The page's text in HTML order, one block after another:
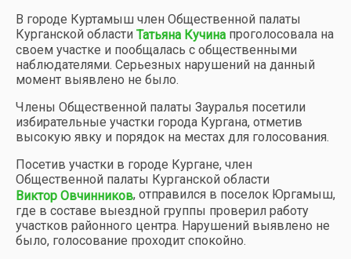
В городе Куртамыш член Общественной палаты
Курганской области Татьяна Кучина проголосовала на
своем участке и пообщалась с общественными
наблюдателями. Серьезных нарушений на данный
момент выявлено не было.
Члены Общественной палаты Зауралья посетили
избирательные участки города Кургана, отметив
высокую явку и порядок на местах для голосования.
Посетив участки в городе Кургане, член
Общественной палаты Курганской области
Виктор Овчинников, отправился в поселок Юргамыш,
где в составе выездной группы проверил работу
участков районного центра. Нарушений выявлено не
было, голосование проходит спокойно.